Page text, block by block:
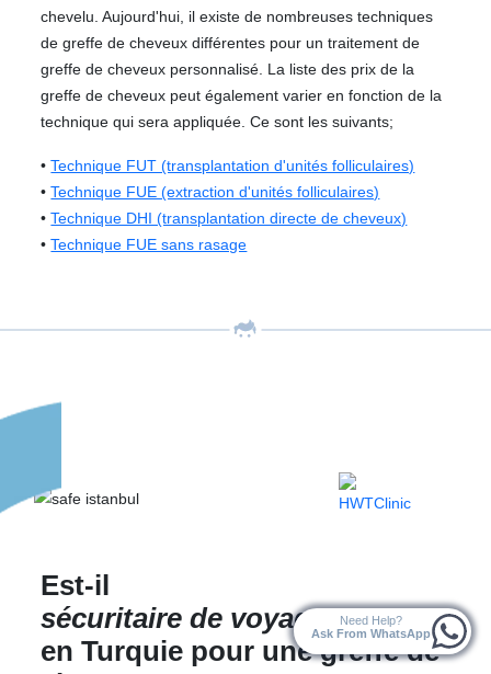
chevelu. Aujourd'hui, il existe de nombreuses techniques
de greffe de cheveux différentes pour un traitement de
greffe de cheveux personnalisé. La liste des prix de la
greffe de cheveux peut également varier en fonction de la
technique qui sera appliquée. Ce sont les suivants;
•Technique FUT (transplantation d'unités folliculaires)
•Technique FUE (extraction d'unités folliculaires)
•Technique DHI (transplantation directe de cheveux)
•Technique FUE sans rasage
Est-il
sécuritaire de voyager
en Turquie pour une greffe de
Need Help?
Ask From WhatsApp